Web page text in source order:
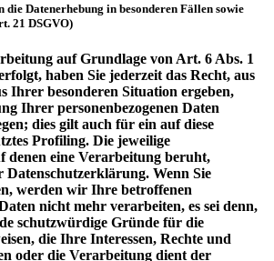
die Datenerhebung in besonderen Fällen sowie
21 DSGVO)
auf Grundlage von Art. 6 Abs. 1
haben Sie jederzeit das Recht, aus
Ihrer besonderen Situation ergeben,
Ihrer personenbezogenen Daten
dies gilt auch für ein auf diese
Profiling. Die jeweilige
denen eine Verarbeitung beruht,
Datenschutzerklärung. Wenn Sie
werden wir Ihre betroffenen
nicht mehr verarbeiten, es sei denn,
schutzwürdige Gründe für die
die Ihre Interessen, Rechte und
oder die Verarbeitung dient der